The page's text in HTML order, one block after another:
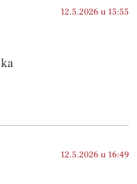
12.5.2026 u 15:55
12.5.2026 u 16:49